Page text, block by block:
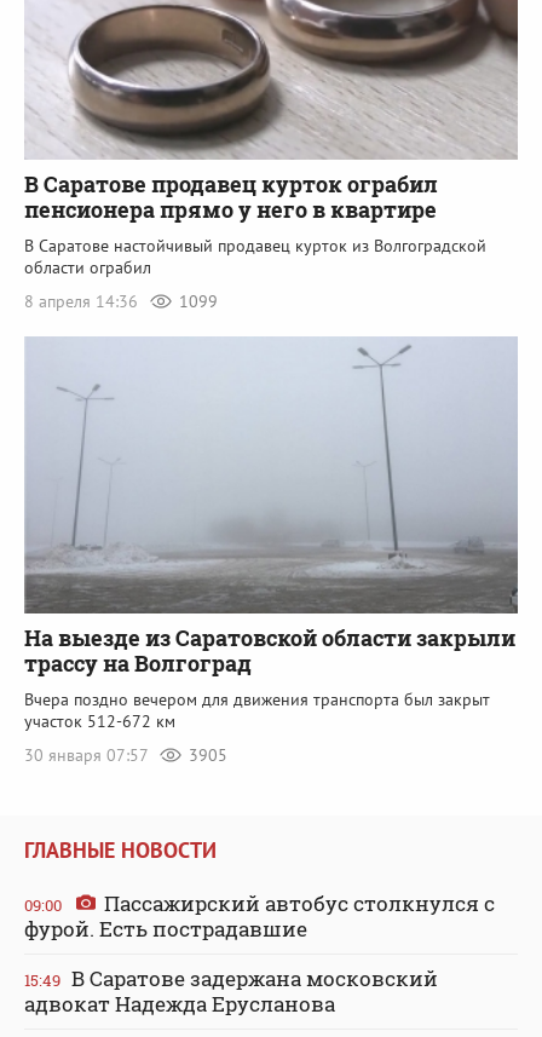
В Саратове продавец курток ограбил
пенсионера прямо у него в квартире
В Саратове настойчивый продавец курток из Волгоградской
области ограбил
8 апреля 14:36
1099
На выезде из Саратовской области закрыли
трассу на Волгоград
Вчера поздно вечером для движения транспорта был закрыт
участок 512-672 км
30 января 07:57
3905
ГЛАВНЫЕ НОВОСТИ
09:00
Пассажирский автобус столкнулся с
фурой. Есть пострадавшие
15:49 В Саратове задержана московский
адвокат Надежда Ерусланова